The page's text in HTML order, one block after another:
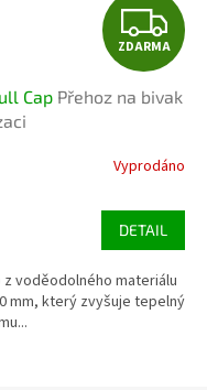
Z
D
A
R
M
A
ZDARMA
Cap Přehoz na bivak
Vyprodáno
DETAIL
z voděodolného materiálu
mm, který zvyšuje tepelný